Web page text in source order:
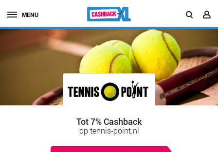
MENU
Tot 7% Cashback
op tennis-point.nl